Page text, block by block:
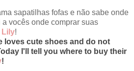
sapatilhas fofas e não sabe onde
vocês onde comprar suas
Lily!
loves cute shoes and do not
I'll tell you where to buy their
!